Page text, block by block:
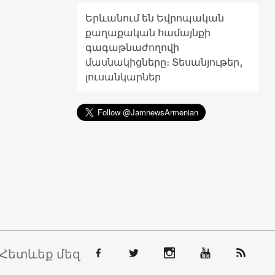
Երևանում են Եվրոպական
քաղաքական համայնքի
գագաթնաժողովի
մասնակիցները։ Տեսանյութեր,
լուսանկարներ
Հետևեք մեզ